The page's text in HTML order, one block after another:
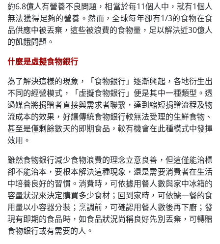
約6.8億人有營養不良問題，相當於每11個人中，就有1個人
無法獲得足夠的營養。然而，全球每年卻有1/3的食物在食
品供應中被丟棄，這些被浪費的食物量，足以解決近30億人
的飢餓問題。
什麼是虛擬食物銀行
為了解決這樣的現象，「食物銀行」逐漸興起，各地衍生出
不同的經營模式，「虛擬食物銀行」便是其中一種類型。透
過媒合將捐贈者直接與需求者聯繫，達到縮短捐贈流程及物
流成本的效果，好讓傳統食物銀行較無法受理的生鮮食物、
甚至是僅剩餘數天的即期食品，較有機會在此種模式中發揮
效用。
雖然食物銀行減少食物浪費的理念立意良善，但這僅能治標
卻不能治本，要根本解決這種現象，還是需要消費者在生活
中培養良好的習慣。消費時，可依據用餐人數與家中冰箱的
容量狀況來決定購買多少食材；回到家時，可依據一餐的食
用量以小容器分裝；烹調前，可確認用餐人數後再下廚；發
現有即期的食品時，如食品狀況尚稱良好先別丟棄，可轉贈
食物銀行或有需要的人。